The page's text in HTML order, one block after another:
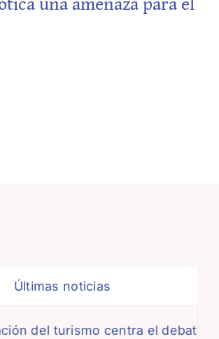
Últimas noticias
turismo centra el debate de la